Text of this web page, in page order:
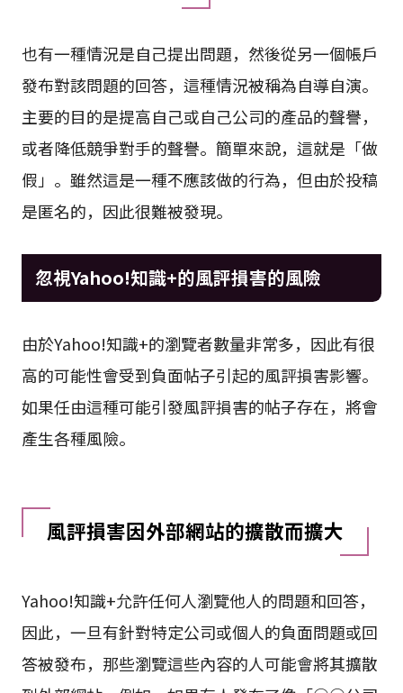
也有一種情況是自己提出問題，然後從另一個帳戶
發布對該問題的回答，這種情況被稱為自導自演。
主要的目的是提高自己或自己公司的產品的聲譽，
或者降低競爭對手的聲譽。簡單來說，這就是「做
假」。雖然這是一種不應該做的行為，但由於投稿
是匿名的，因此很難被發現。
由於Yahoo!知識+的瀏覽者數量非常多，因此有很
高的可能性會受到負面帖子引起的風評損害影響。
如果任由這種可能引發風評損害的帖子存在，將會
Yahoo!知識+允許任何人瀏覽他人的問題和回答，
因此，一旦有針對特定公司或個人的負面問題或回